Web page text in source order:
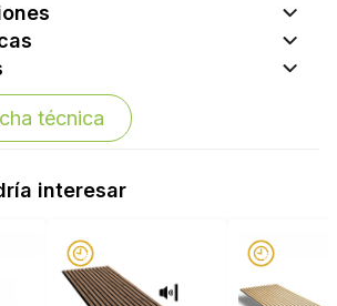
técnica
interesar